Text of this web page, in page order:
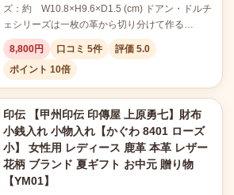
ズ：約 W10.8×H9.6×D1.5 (cm) ドアン・ドルチ
ェシリーズは一枚の革から切り分けて作る…
8,800円 口コミ 5件
評価 5.0
ポイント 10倍
印伝 【甲州印伝 印傳屋 上原勇七】財布
小銭入れ 小物入れ【かぐわ 8401 ローズ
小】 女性用 レディース 鹿革 本革 レザー
花柄 ブランド 夏ギフト お中元 贈り物
【YM01】